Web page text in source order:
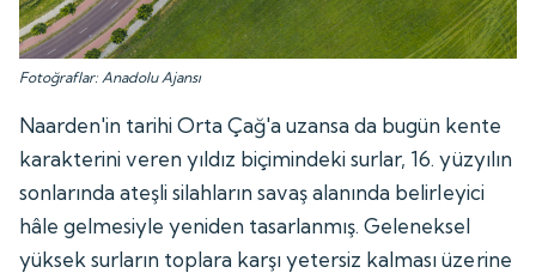
Fotoğraflar: Anadolu Ajansı
Naarden'in tarihi Orta Çağ'a uzansa da bugün kente
karakterini veren yıldız biçimindeki surlar, 16. yüzyılın
sonlarında ateşli silahların savaş alanında belirleyici
hâle gelmesiyle yeniden tasarlanmış. Geleneksel
yüksek surların toplara karşı yetersiz kalması üzerine